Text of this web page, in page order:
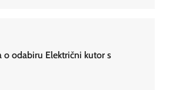
o odabiru Električni kutor s